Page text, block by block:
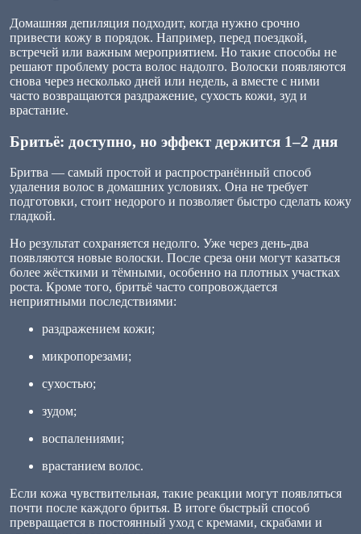
Домашняя депиляция подходит, когда нужно срочно
привести кожу в порядок. Например, перед поездкой,
встречей или важным мероприятием. Но такие способы не
решают проблему роста волос надолго. Волоски появляются
снова через несколько дней или недель, а вместе с ними
часто возвращаются раздражение, сухость кожи, зуд и
врастание.
Бритьё: доступно, но эффект держится 1–2 дня
Бритва — самый простой и распространённый способ
удаления волос в домашних условиях. Она не требует
подготовки, стоит недорого и позволяет быстро сделать кожу
гладкой.
Но результат сохраняется недолго. Уже через день-два
появляются новые волоски. После среза они могут казаться
более жёсткими и тёмными, особенно на плотных участках
роста. Кроме того, бритьё часто сопровождается
неприятными последствиями:
раздражением кожи;
микропорезами;
сухостью;
зудом;
воспалениями;
врастанием волос.
Если кожа чувствительная, такие реакции могут появляться
почти после каждого бритья. В итоге быстрый способ
превращается в постоянный уход с кремами, скрабами и